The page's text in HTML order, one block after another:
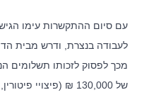
עם סיום ההתקשרות עימו
לעבודה בנצרת, ודרש מבית
מכך לפסוק לזכותו תשלומים
של 130,000 ₪ (פיצויי פיטורין, הבראה, חופשה והודעה מוקדמת).